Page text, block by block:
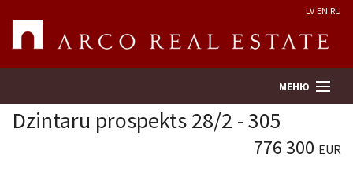
LV EN RU
МЕНЮ
Dzintaru prospekts 28/2 - 305
776 300 EUR